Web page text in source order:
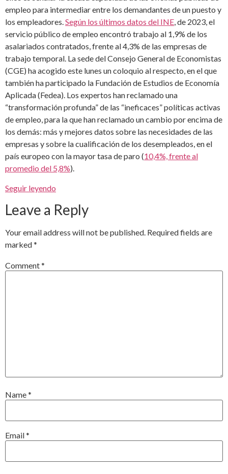
empleo para intermediar entre los demandantes de un puesto y
los empleadores.Según los últimos datos del INE, de 2023, el
servicio público de empleo encontró trabajo al 1,9% de los
asalariados contratados, frente al 4,3% de las empresas de
trabajo temporal. La sede del Consejo General de Economistas
(CGE) ha acogido este lunes un coloquio al respecto, en el que
también ha participado la Fundación de Estudios de Economía
Aplicada (Fedea). Los expertos han reclamado una
“transformación profunda” de las “ineficaces” políticas activas
de empleo, para la que han reclamado un cambio por encima de
los demás: más y mejores datos sobre las necesidades de las
empresas y sobre la cualificación de los desempleados, en el
país europeo con la mayor tasa de paro (10,4%, frente al
promedio del 5,8%).
Seguir leyendo
Leave a Reply
Your email address will not be published. Required fields are
marked*
Comment*
Name*
Email*